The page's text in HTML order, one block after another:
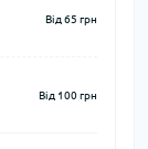
Від 65 грн
Від 100 грн